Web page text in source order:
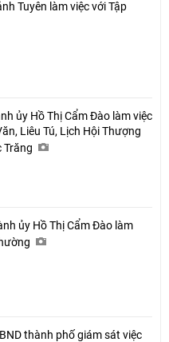
Tuyên làm việc với Tập
ủy Hồ Thị Cẩm Đào làm việc
Liêu Tú, Lịch Hội Thượng
Trăng
ủy Hồ Thị Cẩm Đào làm
thành phố giám sát việc